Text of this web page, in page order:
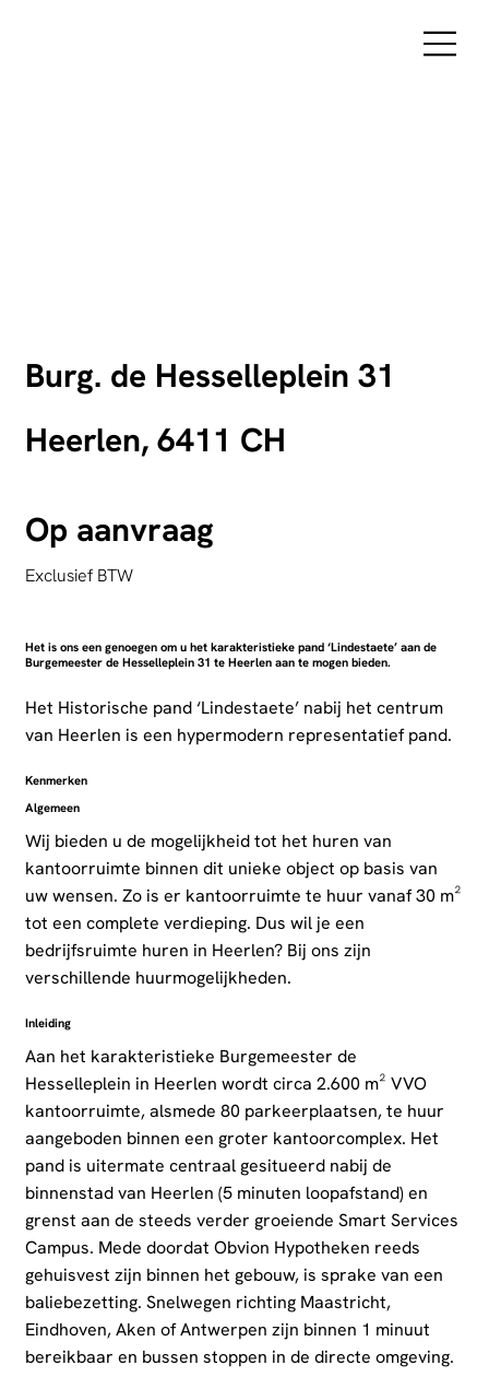
Burg. de Hesselleplein 31
Heerlen, 6411 CH
Op aanvraag
Exclusief BTW
Het is ons een genoegen om u het karakteristieke pand ‘Lindestaete’ aan de
Burgemeester de Hesselleplein 31 te Heerlen aan te mogen bieden.
Het Historische pand ‘Lindestaete’ nabij het centrum
van Heerlen is een hypermodern representatief pand.
Kenmerken
Algemeen
Wij bieden u de mogelijkheid tot het huren van
kantoorruimte binnen dit unieke object op basis van
uw wensen. Zo is er kantoorruimte te huur vanaf 30 m²
tot een complete verdieping. Dus wil je een
bedrijfsruimte huren in Heerlen? Bij ons zijn
verschillende huurmogelijkheden.
Inleiding
Aan het karakteristieke Burgemeester de
Hesselleplein in Heerlen wordt circa 2.600 m² VVO
kantoorruimte, alsmede 80 parkeerplaatsen, te huur
aangeboden binnen een groter kantoorcomplex. Het
pand is uitermate centraal gesitueerd nabij de
binnenstad van Heerlen (5 minuten loopafstand) en
grenst aan de steeds verder groeiende Smart Services
Campus. Mede doordat Obvion Hypotheken reeds
gehuisvest zijn binnen het gebouw, is sprake van een
baliebezetting. Snelwegen richting Maastricht,
Eindhoven, Aken of Antwerpen zijn binnen 1 minuut
bereikbaar en bussen stoppen in de directe omgeving.